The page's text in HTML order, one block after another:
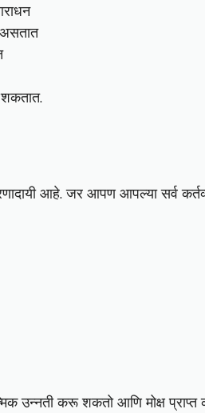
आहे. जर आपण आपल्या सर्व
उन्नती करू शकतो आणि मोक्ष